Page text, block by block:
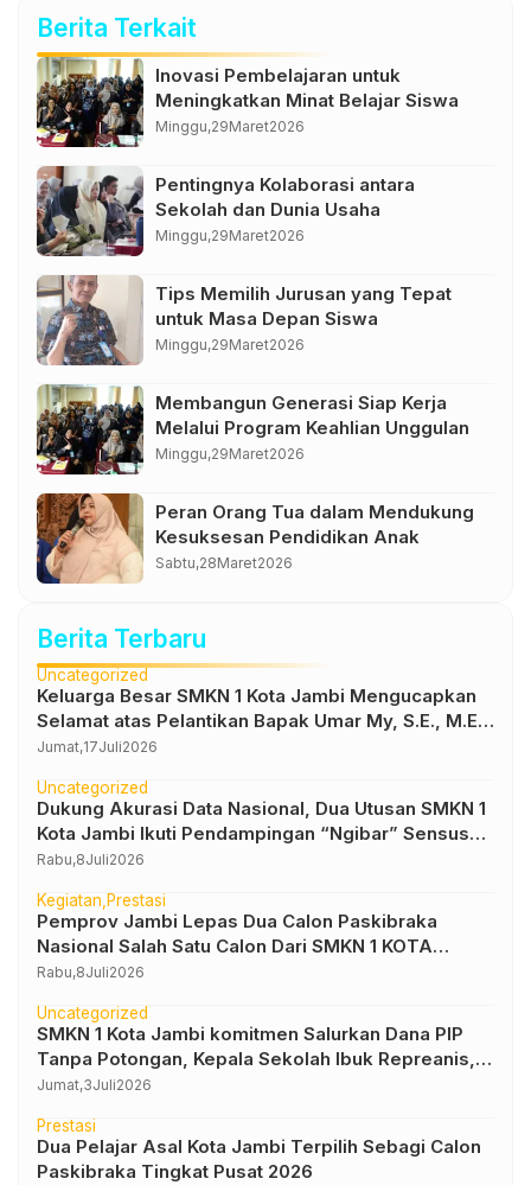
Sekolah Ibuk
Repreanis, S.Pd., M.Pd
: PIP Hak Siswa, Tak
Boleh Dipotong
Berita Terkait
Inovasi Pembelajaran untuk
Meningkatkan Minat Belajar Siswa
Minggu,29Maret2026
Pentingnya Kolaborasi antara
Sekolah dan Dunia Usaha
Minggu,29Maret2026
Tips Memilih Jurusan yang Tepat
untuk Masa Depan Siswa
Minggu,29Maret2026
Membangun Generasi Siap Kerja
Melalui Program Keahlian Unggulan
Minggu,29Maret2026
Peran Orang Tua dalam Mendukung
Kesuksesan Pendidikan Anak
Sabtu,28Maret2026
Berita Terbaru
Uncategorized
Keluarga Besar SMKN 1 Kota Jambi Mengucapkan
Selamat atas Pelantikan Bapak Umar My, S.E., M.E.
sebagai Kepala Dinas Pendidikan Provinsi Jambi
Jumat,17Juli2026
Uncategorized
Dukung Akurasi Data Nasional, Dua Utusan SMKN 1
Kota Jambi Ikuti Pendampingan “Ngibar” Sensus
Ekonomi 2026
Rabu,8Juli2026
Kegiatan Prestasi
Pemprov Jambi Lepas Dua Calon Paskibraka
Nasional Salah Satu Calon Dari SMKN 1 KOTA
JAMBI
Rabu,8Juli2026
Uncategorized
SMKN 1 Kota Jambi komitmen Salurkan Dana PIP
Tanpa Potongan, Kepala Sekolah Ibuk Repreanis,
S.Pd., M.Pd : PIP Hak Siswa, Tak Boleh Dipotong
Jumat,3Juli2026
Prestasi
Dua Pelajar Asal Kota Jambi Terpilih Sebagi Calon
Paskibraka Tingkat Pusat 2026